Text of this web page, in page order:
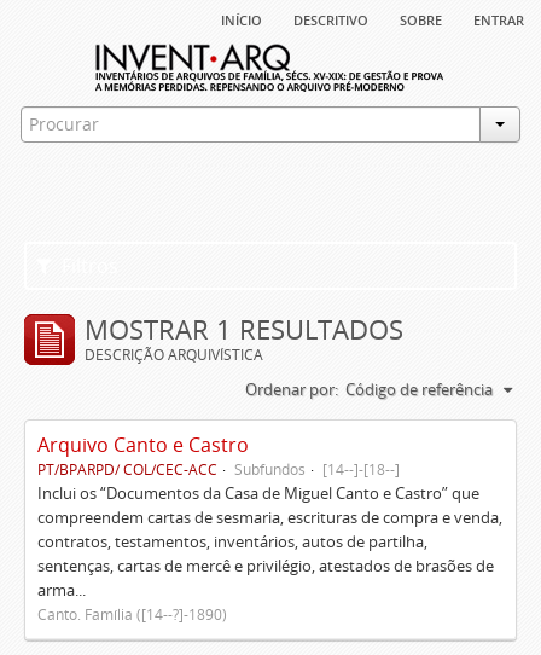
início descritivo sobre entrar
MOSTRAR 1 RESULTADOS
DESCRIÇÃO ARQUIVÍSTICA
Ordenar por: Código de referência
Arquivo Canto e Castro
PT/BPARPD/ COL/CEC-ACC Subfundos [14--]-[18--]
Inclui os “Documentos da Casa de Miguel Canto e Castro” que
compreendem cartas de sesmaria, escrituras de compra e venda,
contratos, testamentos, inventários, autos de partilha,
sentenças, cartas de mercê e privilégio, atestados de brasões de
arma...
Canto. Família ([14--?]-1890)